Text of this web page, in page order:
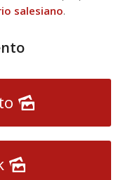
salesiano.